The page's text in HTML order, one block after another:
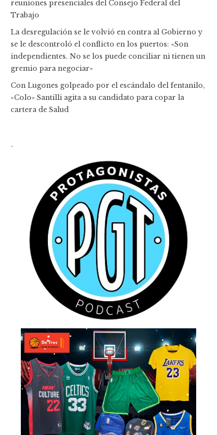
reuniones presenciales del Consejo Federal del
Trabajo
La desregulación se le volvió en contra al Gobierno y
se le descontroló el conflicto en los puertos: «Son
independientes. No se los puede conciliar ni tienen un
gremio para negociar»
Con Lugones golpeado por el escándalo del fentanilo,
«Colo» Santilli agita a su candidato para copar la
cartera de Salud
-